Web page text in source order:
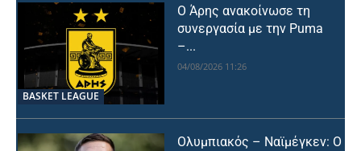
BASKET LEAGUE
Ο Άρης ανακοίνωσε τη
συνεργασία με την Puma
–...
04/08/2026 11:26
Ολυμπιακός – Ναϊμέγκεν: Ο